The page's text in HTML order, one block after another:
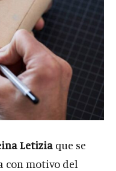
Letizia que se
con motivo del